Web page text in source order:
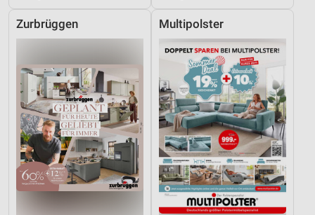
Zurbrüggen Multipolster